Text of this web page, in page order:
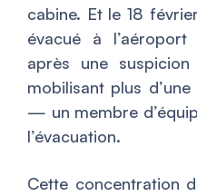
cabine. Et le 18
évacué à
après une
mobilisant plus
— un membre
l’évacuation.
Cette concentration